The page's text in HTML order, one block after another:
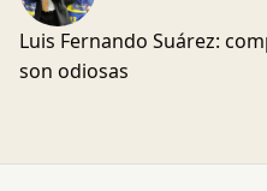
Luis Fernando Suárez:
son odiosas